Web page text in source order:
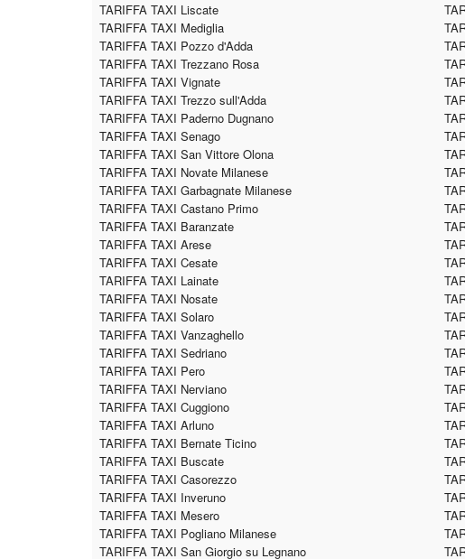
TARIFFA TAXI Liscate
TARIFFA TAXI Mediglia
TARIFFA TAXI Pozzo d'Adda
TARIFFA TAXI Trezzano Rosa
TARIFFA TAXI Vignate
TARIFFA TAXI Trezzo sull'Adda
TARIFFA TAXI Paderno Dugnano
TARIFFA TAXI Senago
TARIFFA TAXI San Vittore Olona
TARIFFA TAXI Novate Milanese
TARIFFA TAXI Garbagnate Milanese
TARIFFA TAXI Castano Primo
TARIFFA TAXI Baranzate
TARIFFA TAXI Arese
TARIFFA TAXI Cesate
TARIFFA TAXI Lainate
TARIFFA TAXI Nosate
TARIFFA TAXI Solaro
TARIFFA TAXI Vanzaghello
TARIFFA TAXI Sedriano
TARIFFA TAXI Pero
TARIFFA TAXI Nerviano
TARIFFA TAXI Cuggiono
TARIFFA TAXI Arluno
TARIFFA TAXI Bernate Ticino
TARIFFA TAXI Buscate
TARIFFA TAXI Casorezzo
TARIFFA TAXI Inveruno
TARIFFA TAXI Mesero
TARIFFA TAXI Pogliano Milanese
TARIFFA TAXI San Giorgio su Legnano